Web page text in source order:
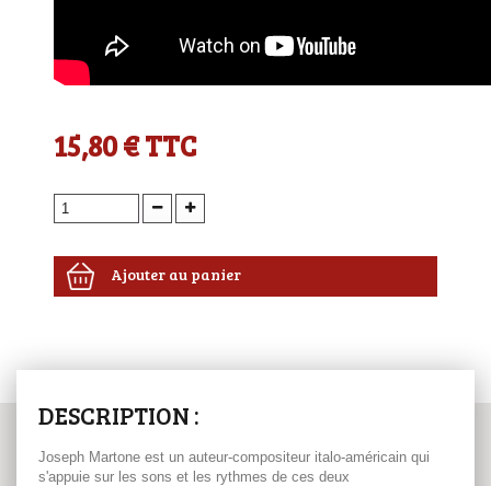
15,80 €TTC
Ajouter au panier
DESCRIPTION :
Joseph Martone est un auteur-compositeur italo-américain qui
s'appuie sur les sons et les rythmes de ces deux